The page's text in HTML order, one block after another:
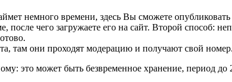
немного времени, здесь Вы сможете
после чего загружаете его на сайт. Второй способ:
там они проходят модерацию и получают свой номер.
это может быть безвременное хранение, период